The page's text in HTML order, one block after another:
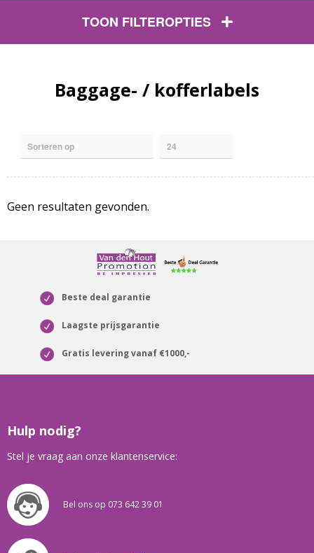
TOON FILTEROPTIES
Baggage- / kofferlabels
Geen resultaten gevonden.
Beste deal garantie
Laagste prijsgarantie
Gratis levering vanaf €1000,-
Hulp nodig?
Stel je vraag aan onze klantenservice:
Bel ons op 073 642 39 01